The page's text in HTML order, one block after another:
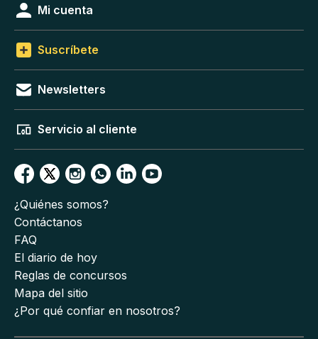
Mi cuenta
Suscríbete
Newsletters
Servicio al cliente
¿Quiénes somos?
Contáctanos
FAQ
El diario de hoy
Reglas de concursos
Mapa del sitio
¿Por qué confiar en nosotros?